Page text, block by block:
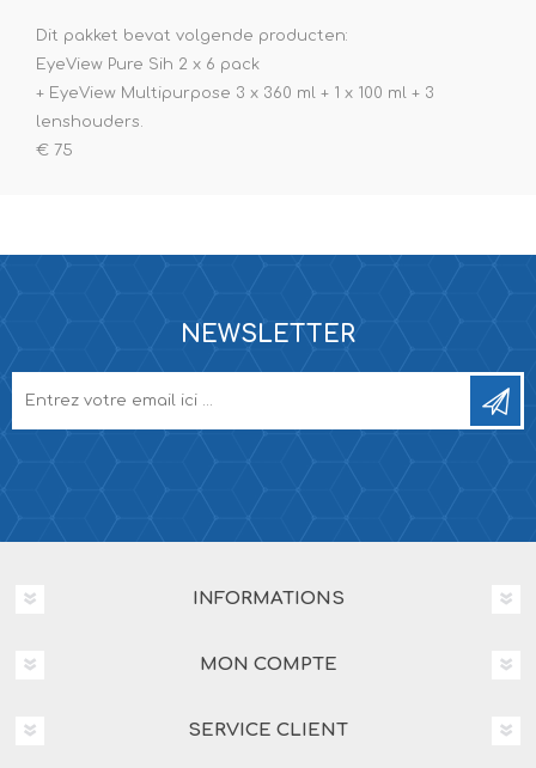
Dit pakket bevat volgende producten:
EyeView Pure Sih 2 x 6 pack
+ EyeView Multipurpose 3 x 360 ml + 1 x 100 ml + 3
lenshouders.
€ 75
NEWSLETTER
INFORMATIONS
MON COMPTE
SERVICE CLIENT